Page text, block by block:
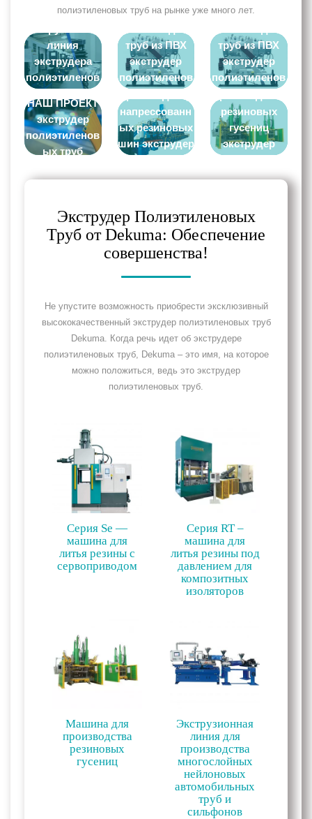
полиэтиленовых труб на рынке уже много лет.
линия
экструдера
полиэтиленов
труб из ПВХ
экструдер
полиэтиленов
труб из ПВХ
экструдер
полиэтиленов
НАШ ПРОЕКТ
экструдер
полиэтиленов
ых труб
Линия по
напрессованн
ых резиновых
шин экструдер
ых труб
Машина для
резиновых
гусениц
экструдер
ых труб
Экструдер Полиэтиленовых
Труб от Dekuma: Обеспечение
совершенства!
Не упустите возможность приобрести эксклюзивный
высококачественный экструдер полиэтиленовых труб
Dekuma. Когда речь идет об экструдере
полиэтиленовых труб, Dekuma – это имя, на которое
можно положиться, ведь это экструдер
полиэтиленовых труб.
Серия Se —
машина для
литья резины с
сервоприводом
Серия RT –
машина для
литья резины под
давлением для
композитных
изоляторов
Машина для
производства
резиновых
гусениц
Экструзионная
линия для
производства
многослойных
нейлоновых
автомобильных
труб и
сильфонов